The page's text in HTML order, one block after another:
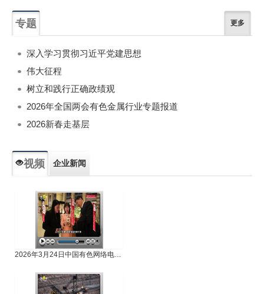
专题 更多
深入学习贯彻习近平党建思想
伟大征程
树立和践行正确政绩观
2026年全国两会有色金属行业专题报道
2026新春走基层
视频 企业新闻
2026年3月24日中国有色网络电视新闻